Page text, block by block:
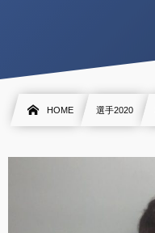
HOME 選手2020